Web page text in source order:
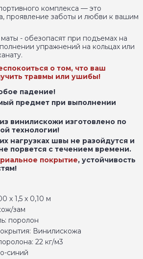
комплекса — это
проявление заботы и любви к вашим
- обезопасят при подъемах на
упражнений на кольцах или
о том, что ваш
травмы или ушибы!
падение!
предмет при выполнении
винилискожи изготовлено по
технологии!
нагрузках швы не разойдутся и
порвется с течением времени.
покрытие, устойчивость
х 1,5 х 0,10 м
зам
поролон
Винилискожа
22 кг/м3
синий